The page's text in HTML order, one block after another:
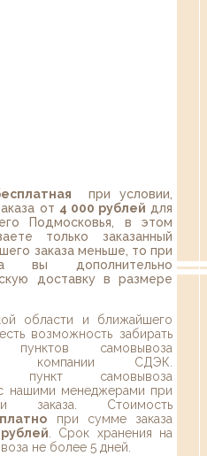
при условии,
от 4 000 рублей для
Подмосковья, в этом
только заказанный
заказа меньше, то при
вы дополнительно
доставку в размере
области и ближайшего
возможность забирать
самовывоза
компании СДЭК.
пункт самовывоза
нашими менеджерами при
заказа. Стоимость
при сумме заказа
. Срок хранения на
не более 5 дней.